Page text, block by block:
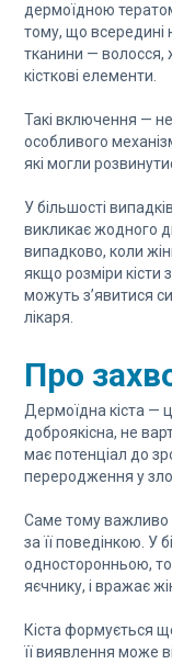
дермоїдною
тому, що всередині
тканини — волосся,
кісткові елементи.
Такі включення —
особливого
які могли
У більшості
викликає жодного
випадково, коли
якщо розміри кісти
можуть з’явитися
лікаря.
Про
Дермоїдна кіста —
доброякісна, не
має потенціал до
переродження у
Саме тому важливо
за її поведінкою. У
односторонньою,
яєчнику, і вражає
Кіста формується
її виявлення може